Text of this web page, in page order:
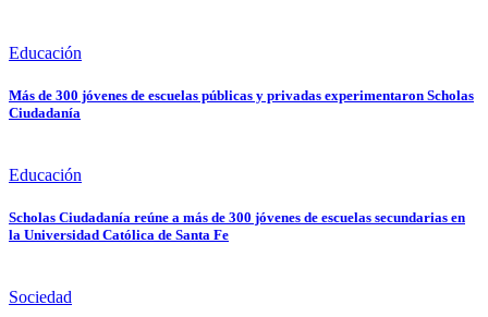
Educación
Más de 300 jóvenes de escuelas públicas y privadas experimentaron Scholas
Ciudadanía
Educación
Scholas Ciudadanía reúne a más de 300 jóvenes de escuelas secundarias en
la Universidad Católica de Santa Fe
Sociedad